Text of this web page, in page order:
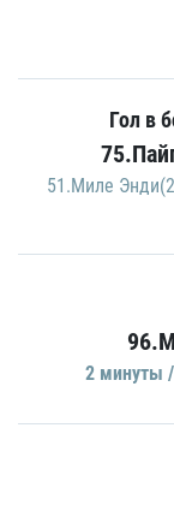
Гол в
51.Миле
2 минуты